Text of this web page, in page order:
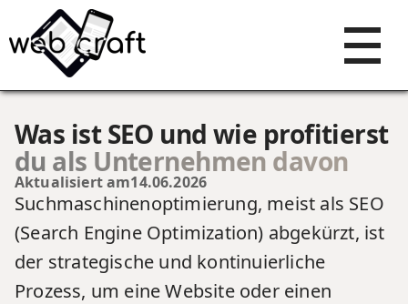
Was ist SEO und wie profitierst
du als Unternehmen davon
Aktualisiert am14.06.2026
Suchmaschinenoptimierung, meist als SEO
(Search Engine Optimization) abgekürzt, ist
der strategische und kontinuierliche
Prozess, um eine Website oder einen